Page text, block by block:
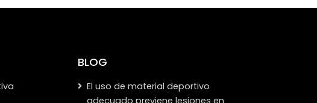
BLOG
El uso de material deportivo
adecuado previene lesiones en